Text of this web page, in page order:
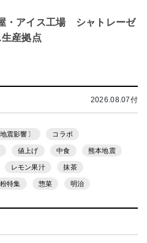
・アイス工場 シャトレーゼ
産拠点
2026.08.07付
震影響〕 コラボ
値上げ 中食 熊本地震
レモン果汁 抹茶
特集 惣菜 明治